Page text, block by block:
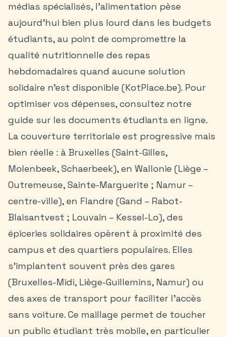
médias spécialisés, l’alimentation pèse
aujourd’hui bien plus lourd dans les budgets
étudiants, au point de compromettre la
qualité nutritionnelle des repas
hebdomadaires quand aucune solution
solidaire n’est disponible (KotPlace.be). Pour
optimiser vos dépenses, consultez notre
guide sur les documents étudiants en ligne.
La couverture territoriale est progressive mais
bien réelle : à Bruxelles (Saint-Gilles,
Molenbeek, Schaerbeek), en Wallonie (Liège –
Outremeuse, Sainte-Marguerite ; Namur –
centre-ville), en Flandre (Gand – Rabot-
Blaisantvest ; Louvain – Kessel-Lo), des
épiceries solidaires opèrent à proximité des
campus et des quartiers populaires. Elles
s’implantent souvent près des gares
(Bruxelles-Midi, Liège-Guillemins, Namur) ou
des axes de transport pour faciliter l’accès
sans voiture. Ce maillage permet de toucher
un public étudiant très mobile, en particulier